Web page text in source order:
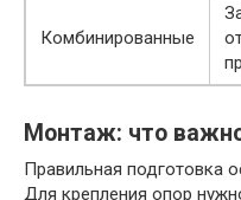
Комбинированные
Монтаж: что
Правильная подготовка
Для крепления опор